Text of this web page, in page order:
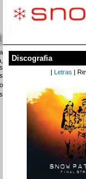
Discografia
| Letras |